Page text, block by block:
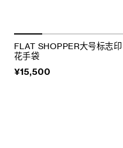
FLAT SHOPPER大号标志印
花手袋
¥15,500